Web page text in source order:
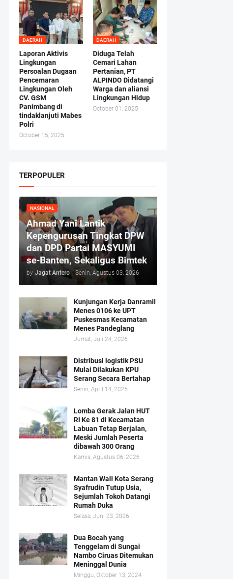
DAERAH
Laporan Aktivis
Lingkungan
Persoalan Dugaan
Pencemaran
Lingkungan Oleh
CV. GSM
Panimbang di
tindaklanjuti Mabes
Polri
October 15, 2025
DAERAH
Diduga Telah
Cemari Lahan
Pertanian, PT
ALPINDO Didatangi
Warga dan aliansi
Lingkungan Hidup
October 01, 2025
TERPOPULER
NASIONAL
Ahmad Yani Lantik
Kepengurusan Tingkat DPW
dan DPD Partai MASYUMI
se-Banten, Sekaligus Bimtek
by Jagat Antero - Senin, Agustus 03, 2026
Kunjungan Kerja Danramil
Menes 0106 ke UPT
Puskesmas Kecamatan
Menes Pandeglang
Jumat, Juli 24, 2026
Distribusi logistik PSU
Mulai Dilakukan KPU
Serang Secara Bertahap
Senin, April 14, 2025
Lomba Gerak Jalan HUT
RI Ke 81 di Kecamatan
Labuan Tetap Berjalan,
Meski Jumlah Peserta
dibawah 300 Orang
Kamis, Agustus 06, 2026
Mantan Wali Kota Serang
Syafrudin Tutup Usia,
Sejumlah Tokoh Datangi
Rumah Duka
Selasa, Juni 23, 2026
Dua Bocah yang
Tenggelam di Sungai
Nambo Ciruas Ditemukan
Meninggal Dunia
Minggu, Oktober 13, 2024